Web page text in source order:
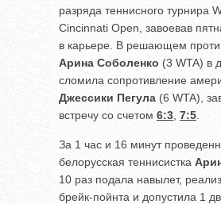
разряда теннисного турнира
Cincinnati Open, завоевав
в карьере. В решающем
Арина Соболенко (3 WTA) в
сломила сопротивление
Джессики Пегула (6 WTA),
встречу со счетом 6:3 7:5
За 1 час и 16 минут
белорусская теннисистка
10 раз подала навылет,
брейк-пойнта и допустила 1